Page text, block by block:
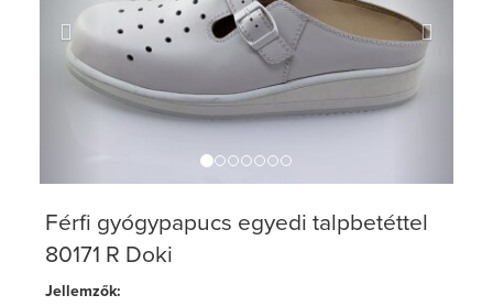
Férfi gyógypapucs egyedi talpbetéttel
80171 R Doki
Jellemzők: